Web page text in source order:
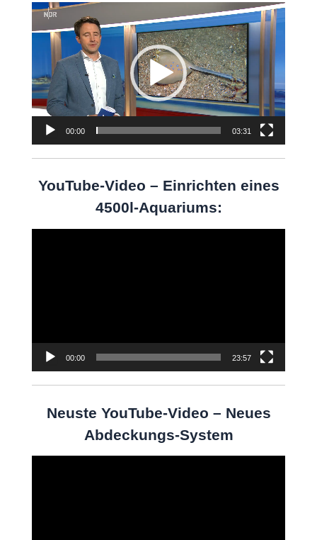
Player
00:00 03:31
YouTube-Video – Einrichten eines
4500l-Aquariums:
00:00 23:57
Neuste YouTube-Video – Neues
Abdeckungs-System